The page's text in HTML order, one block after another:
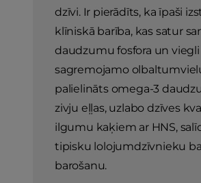
dzīvi. Ir pierādīts, ka īpaši
klīniskā barība, kas satur
daudzumu fosfora un viegli
sagremojamo
palielināts omega-3
zivju eļļas, uzlabo dzīves
ilgumu kaķiem ar HNS,
tipisku lolojumdzīvnieku
barošanu.